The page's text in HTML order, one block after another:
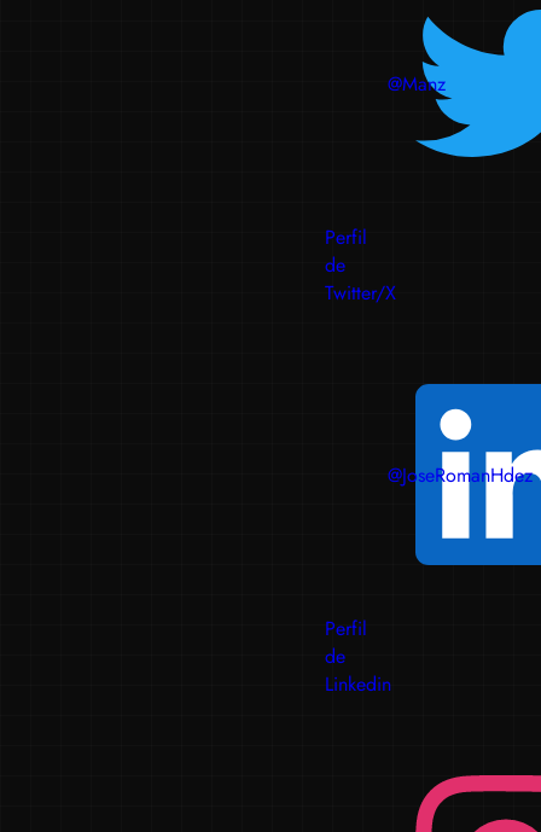
@Manz
Perfil
de
Twitter/X
@JoseRomanHdez
Perfil
de
Linkedin